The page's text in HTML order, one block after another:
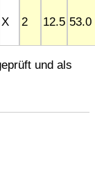
X 2 12.5 53.0
und als